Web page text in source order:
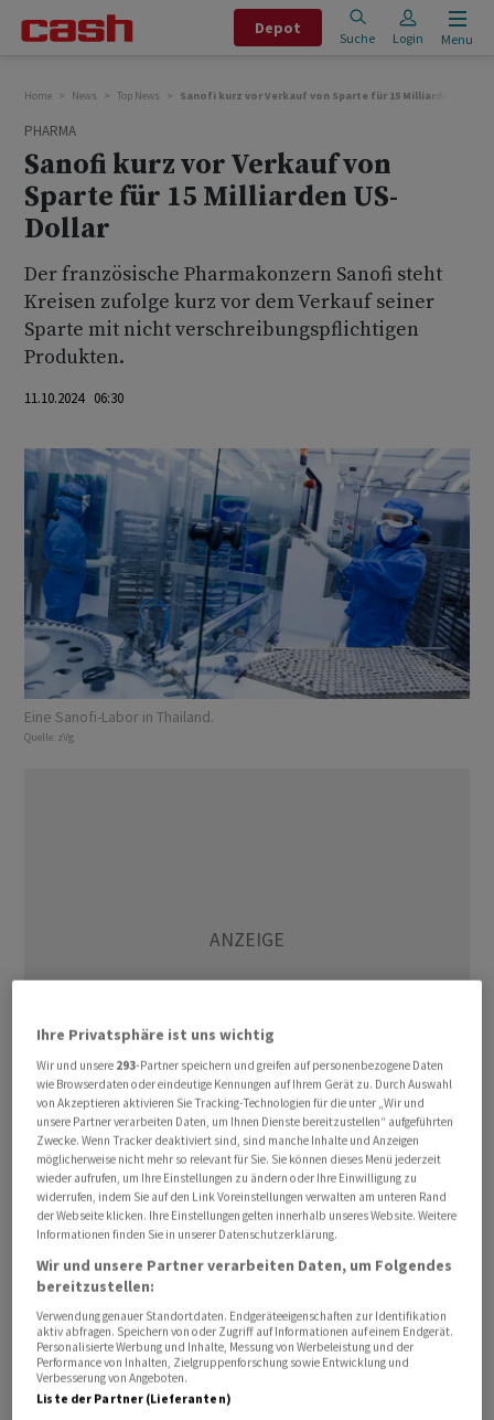
Depot
Suche Login Menu
Home News Top News Sanofi kurz vor Verkauf von Sparte für 15 Milliarden US-
PHARMA
Sanofi kurz vor Verkauf von
Sparte für 15 Milliarden US-
Dollar
Der französische Pharmakonzern Sanofi steht
Kreisen zufolge kurz vor dem Verkauf seiner
Sparte mit nicht verschreibungspflichtigen
Produkten.
11.10.2024 06:30
Eine Sanofi-Labor in Thailand.
Quelle: zVg
Der Kaufpreis für eine der grössten Übernahmen in
Europa in diesem Jahr liege bei etwa 15 Milliarden US-
Dollar(16,4 MilliardenEuro), berichtete die
Nachrichtenagentur Bloomberg am Donnerstag unter
Berufung auf mit der Angelegenheit vertraute
Personen. Experten hatten zu einem früheren
Zeitpunkt sogar 19 Milliarden Euro für möglich
gehalten.
Käufer wäre die Investmentgesellschaft Clayton
Ihre Privatsphäre ist uns wichtig
Wir und unsere 293-Partner speichern und greifen auf personenbezogene Daten
wie Browserdaten oder eindeutige Kennungen auf Ihrem Gerät zu. Durch Auswahl
von Akzeptieren aktivieren Sie Tracking-Technologien für die unter „Wir und
unsere Partner verarbeiten Daten, um Ihnen Dienste bereitzustellen“ aufgeführten
Zwecke. Wenn Tracker deaktiviert sind, sind manche Inhalte und Anzeigen
möglicherweise nicht mehr so relevant für Sie. Sie können dieses Menü jederzeit
wieder aufrufen, um Ihre Einstellungen zu ändern oder Ihre Einwilligung zu
widerrufen, indem Sie auf den Link Voreinstellungen verwalten am unteren Rand
der Webseite klicken. Ihre Einstellungen gelten innerhalb unseres Website. Weitere
Informationen finden Sie in unserer Datenschutzerklärung.
Wir und unsere Partner verarbeiten Daten, um Folgendes
bereitzustellen:
Verwendung genauer Standortdaten. Endgeräteeigenschaften zur Identifikation
aktiv abfragen. Speichern von oder Zugriff auf Informationen auf einem Endgerät.
Personalisierte Werbung und Inhalte, Messung von Werbeleistung und der
Performance von Inhalten, Zielgruppenforschung sowie Entwicklung und
Verbesserung von Angeboten.
Liste der Partner (Lieferanten)